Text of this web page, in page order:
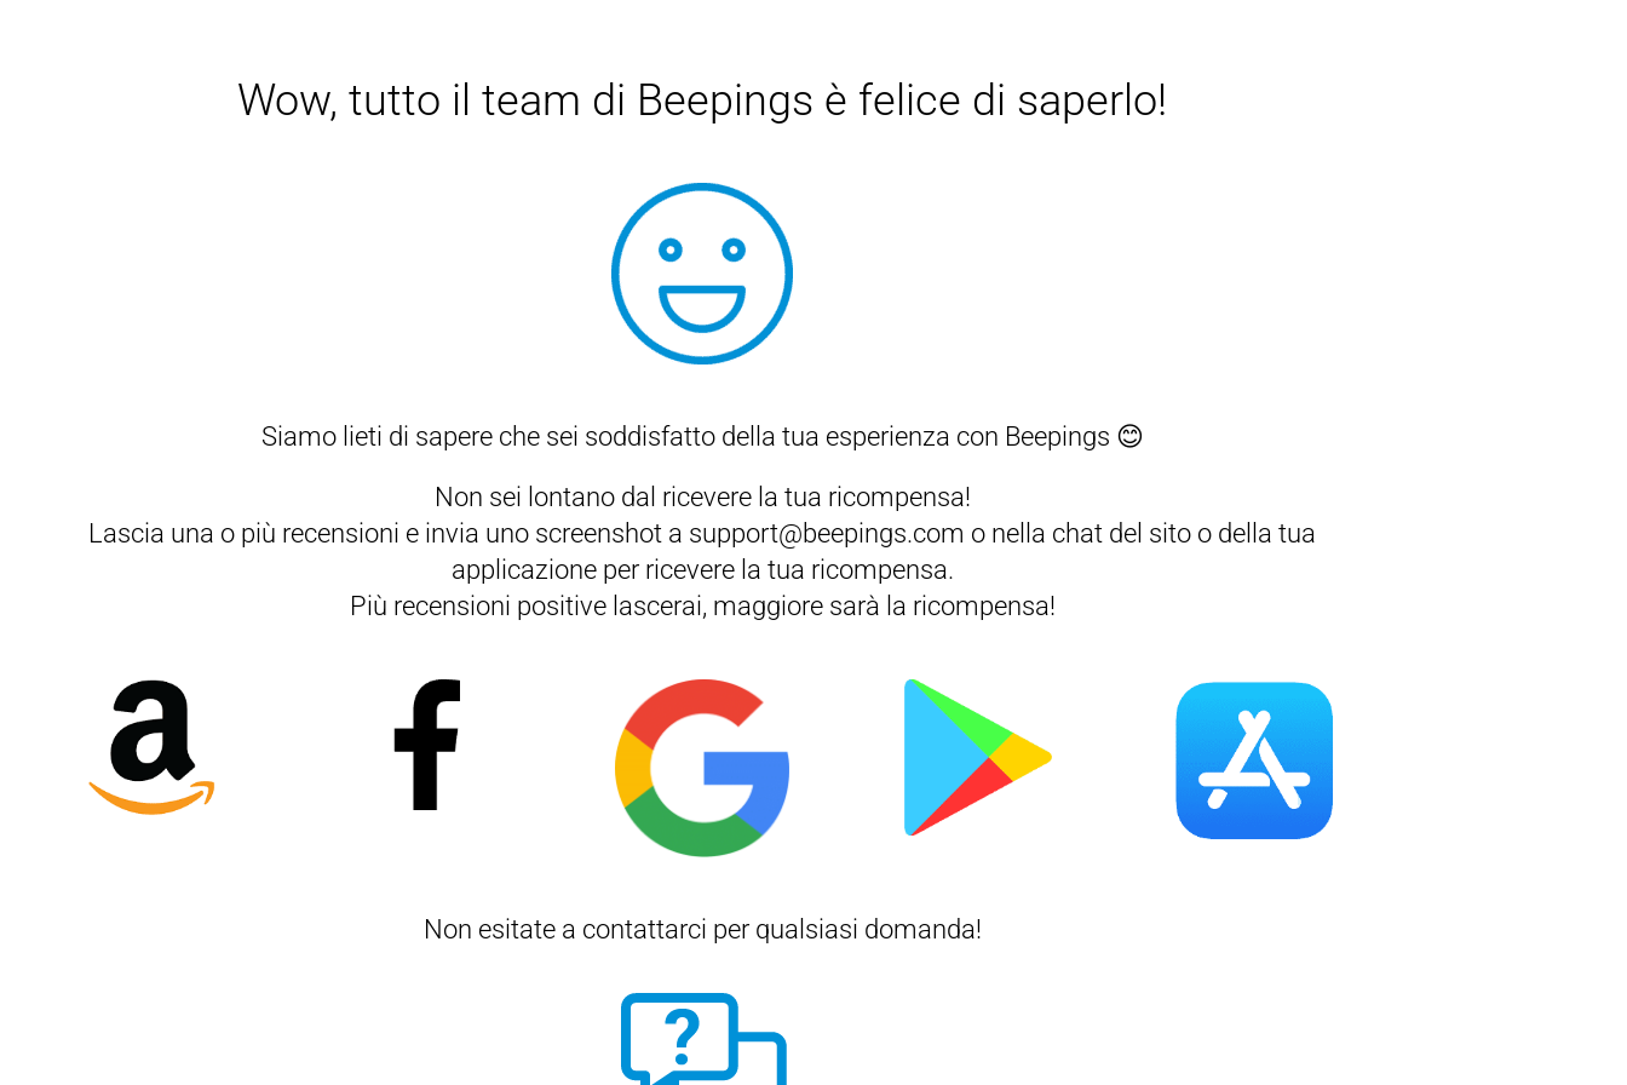
Wow, tutto il team di Beepings è felice di saperlo!
Siamo lieti di sapere che sei soddisfatto della tua esperienza con Beepings 😊
Non sei lontano dal ricevere la tua ricompensa!
Lascia una o più recensioni e invia uno screenshot a support@beepings.com o nella chat del sito o della tua
applicazione per ricevere la tua ricompensa.
Più recensioni positive lascerai, maggiore sarà la ricompensa!
Non esitate a contattarci per qualsiasi domanda!